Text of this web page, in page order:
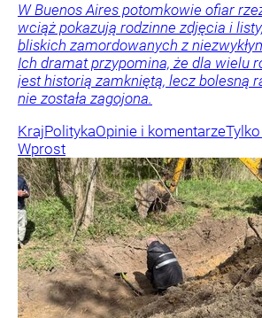
W Buenos Aires potomkowie ofiar
wciąż pokazują rodzinne zdjęcia i
bliskich zamordowanych z
Ich dramat przypomina, że dla wielu
jest historią zamkniętą, lecz bolesną
nie została zagojona.
KrajPolitykaOpinie i komentarze
Wprost